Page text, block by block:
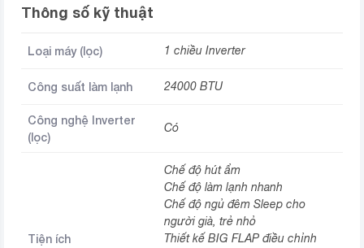
Thông số kỹ thuật
Loại máy (lọc) 1 chiều Inverter
Công suất làm lạnh 24000 BTU
Công nghệ Inverter
(lọc)
Có
Tiện ích
Chế độ hút ẩm
Chế độ làm lạnh nhanh
Chế độ ngủ đêm Sleep cho
người già, trẻ nhỏ
Thiết kế BIG FLAP điều chỉnh